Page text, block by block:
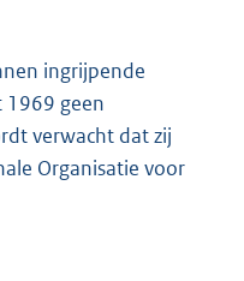
ingrijpende
1969 geen
verwacht dat zij
Organisatie voor